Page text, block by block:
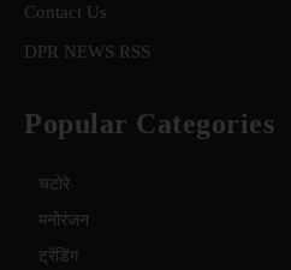
Contact Us
DPR NEWS RSS
Popular Categories
चटोरे
मनोरंजन
ट्रेंडिंग